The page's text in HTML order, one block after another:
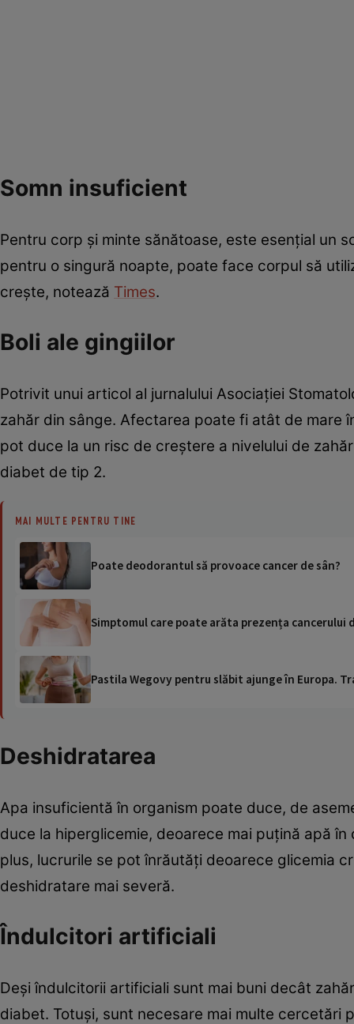
Somn insuficient
Pentru corp și minte sănătoase, este esențial un
pentru o singură noapte, poate face corpul să
crește, notează Times.
Boli ale gingiilor
Potrivit unui articol al jurnalului Asociației
zahăr din sânge. Afectarea poate fi atât de
pot duce la un risc de creștere a nivelului de
diabet de tip 2.
MAI MULTE PENTRU TINE
Poate deodorantul să provoace cancer de sân?
Simptomul care poate arăta prezența cancerului
Pastila Wegovy pentru slăbit ajunge în Europa.
Deshidratarea
Apa insuficientă în organism poate duce, de
duce la hiperglicemie, deoarece mai puțină apă
plus, lucrurile se pot înrăutăți deoarece glicemia
deshidratare mai severă.
Îndulcitori artificiali
Deși îndulcitorii artificiali sunt mai buni decât
diabet. Totuși, sunt necesare mai multe